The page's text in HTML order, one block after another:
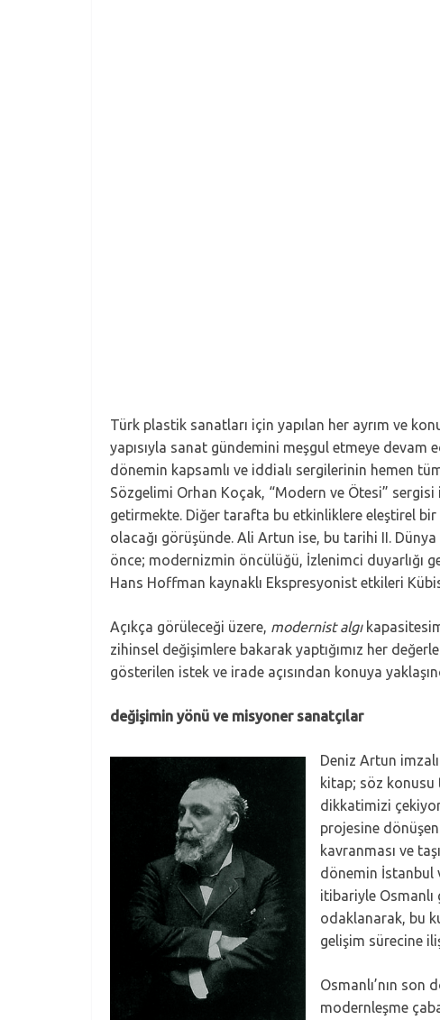
Türk plastik sanatları için yapılan her ayrım ve
yapısıyla sanat gündemini meşgul etmeye devam
dönemin kapsamlı ve iddialı sergilerinin hemen
Sözgelimi Orhan Koçak, “Modern ve Ötesi” sergisi
getirmekte. Diğer tarafta bu etkinliklere eleştirel
olacağı görüşünde. Ali Artun ise, bu tarihi II. Dünya
önce; modernizmin öncülüğü, İzlenimci duyarlığı
Hans Hoffman kaynaklı Ekspresyonist etkileri
Açıkça görüleceği üzere, modernist algı
zihinsel değişimlere bakarak yaptığımız her
gösterilen istek ve irade açısından konuya
değişimin yönü ve misyoner sanatçılar
Deniz Artun imzalı
kitap; söz konusu
dikkatimizi
projesine
kavranması ve
dönemin İstanbul
itibariyle
odaklanarak, bu
gelişim sürecine
Osmanlı’nın
modernleşme